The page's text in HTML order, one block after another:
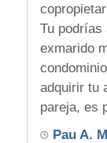
Tu podrías
exmarido
adquirir tu
pareja, es
Pau A.